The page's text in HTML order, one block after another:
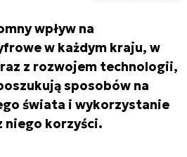
wpływ na
w każdym kraju, w
z rozwojem technologii,
sposobów na
świata i wykorzystanie
niego korzyści.